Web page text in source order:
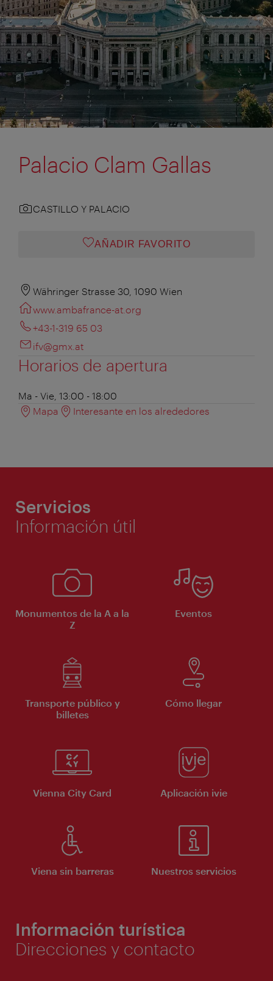
Palacio Clam Gallas
CASTILLO Y PALACIO
AÑADIR FAVORITO
Währinger Strasse 30, 1090 Wien
www.ambafrance-at.org
+43-1-319 65 03
ifv@gmx.at
Horarios de apertura
Ma - Vie, 13:00 - 18:00
Mapa
Interesante en los alrededores
Servicios
Información útil
Monumentos de la A a la
Z
Eventos
Transporte público y
billetes
Cómo llegar
Vienna City Card Aplicación ivie
Viena sin barreras Nuestros servicios
Información turística
Direcciones y contacto